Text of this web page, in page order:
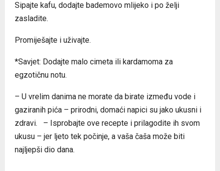
Sipajte kafu, dodajte bademovo mlijeko i po želji
zasladite.
Promiješajte i uživajte.
*Savjet: Dodajte malo cimeta ili kardamoma za
egzotičnu notu.
– U vrelim danima ne morate da birate između vode i
gaziranih pića – prirodni, domaći napici su jako ukusni i
zdravi. – Isprobajte ove recepte i prilagodite ih svom
ukusu – jer ljeto tek počinje, a vaša čaša može biti
najljepši dio dana.